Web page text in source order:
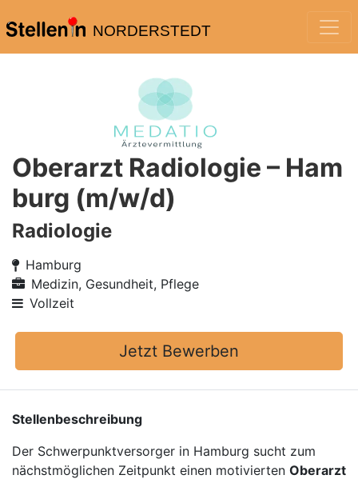
NORDERSTEDT
Oberarzt Radiologie – Ham
burg (m/w/d)
Radiologie
Hamburg
Medizin, Gesundheit, Pflege
Vollzeit
Jetzt Bewerben
Stellenbeschreibung
Der Schwerpunktversorger in Hamburg sucht zum
nächstmöglichen Zeitpunkt einen motivierten Oberarzt